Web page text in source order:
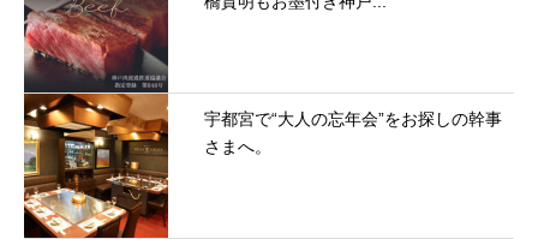
宇都宮で“大人の忘年会”をお探しの幹事
さまへ。